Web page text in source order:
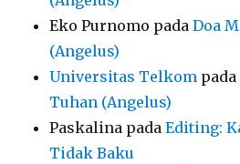
Eko Purnomo padaDoa
(Angelus)
Universitas Telkom pada
Tuhan (Angelus)
Paskalina padaEditing:
Tidak Baku